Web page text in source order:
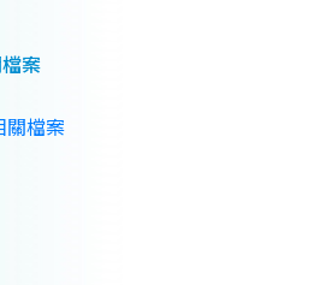
案
關檔案